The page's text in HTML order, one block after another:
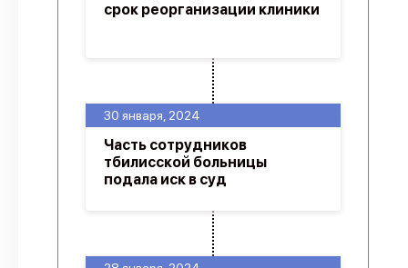
30 января, 2024
Часть сотрудников
тбилисской больницы
подала иск в суд
срок реорганизации клиники